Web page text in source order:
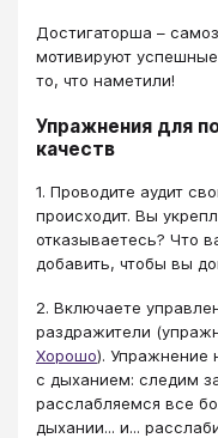
Достигаторша –
мотивируют
то, что наметили!
Упражнения для
качеств
1. Проводите аудит
происходит. Вы
отказываетесь? Что
добавить, чтобы вы
2. Включаете
раздражители
Хорошо). Упражнение
с дыханием: следим
расслабляемся все
дыхании... и...